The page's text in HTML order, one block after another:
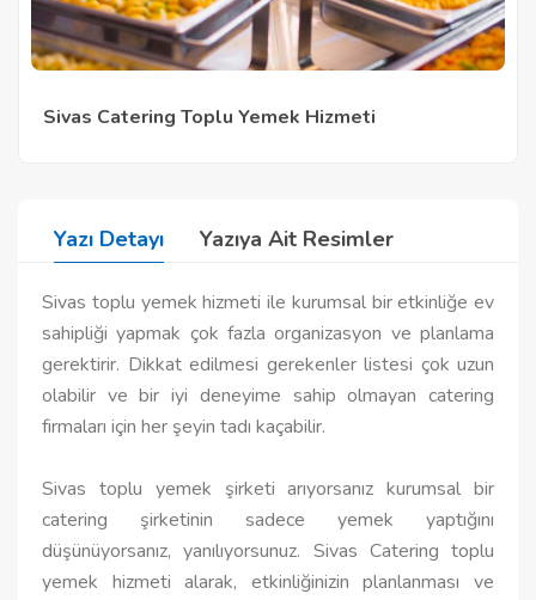
Sivas Catering Toplu Yemek Hizmeti
Yazı Detayı Yazıya Ait Resimler
Sivas toplu yemek hizmeti ile kurumsal bir etkinliğe ev
sahipliği yapmak çok fazla organizasyon ve planlama
gerektirir. Dikkat edilmesi gerekenler listesi çok uzun
olabilir ve bir iyi deneyime sahip olmayan catering
firmaları için her şeyin tadı kaçabilir.
Sivas toplu yemek şirketi arıyorsanız kurumsal bir
catering şirketinin sadece yemek yaptığını
düşünüyorsanız, yanılıyorsunuz. Sivas Catering toplu
yemek hizmeti alarak, etkinliğinizin planlanması ve